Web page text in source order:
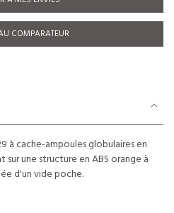
COMPARATEUR
à cache-ampoules globulaires en
une structure en ABS orange à
d'un vide poche.